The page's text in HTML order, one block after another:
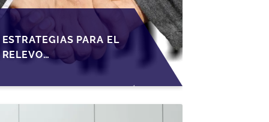
ESTRATEGIAS PARA EL
RELEVO
GENERACIONAL EN
PYMES ESPAÑOLAS